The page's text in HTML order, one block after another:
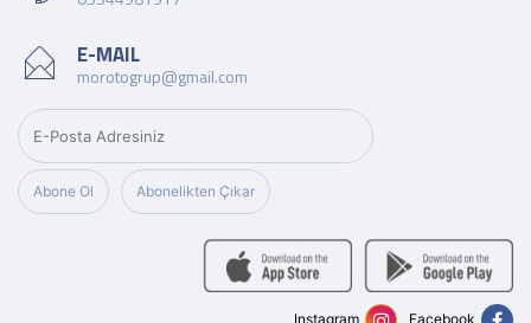
E-MAIL
morotogrup@gmail.com
Abone Ol Abonelikten Çıkar
Facebook
Instagram